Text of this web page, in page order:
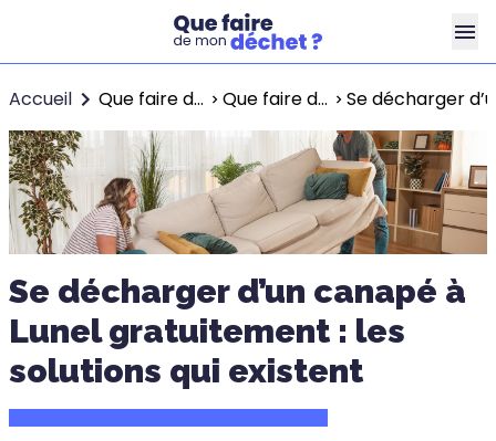
Accueil Que faire de mon déchet ? Que faire de mon déchet à Lunel ? Se décharger
Se décharger d’un canapé à
Lunel gratuitement : les
solutions qui existent